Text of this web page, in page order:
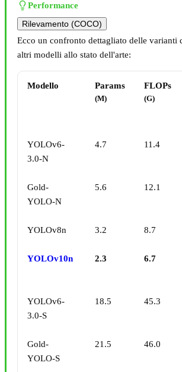
Performance
Rilevamento (COCO)
Ecco un confronto dettagliato delle varianti
altri modelli allo stato dell'arte:
Modello Params
(M)
FLOPs
(G)
YOLOv6-
3.0-N
4.7 11.4
Gold-
YOLO-N
5.6 12.1
YOLOv8n 3.2 8.7
YOLOv10n 2.3 6.7
YOLOv6-
3.0-S
18.5 45.3
Gold-
YOLO-S
21.5 46.0